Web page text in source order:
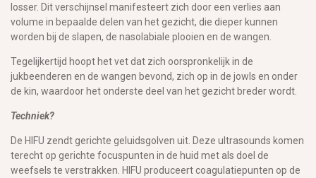
losser. Dit verschijnsel manifesteert zich door een verlies aan
volume in bepaalde delen van het gezicht, die dieper kunnen
worden bij de slapen, de nasolabiale plooien en de wangen.
Tegelijkertijd hoopt het vet dat zich oorspronkelijk in de
jukbeenderen en de wangen bevond, zich op in de jowls en onder
de kin, waardoor het onderste deel van het gezicht breder wordt.
Techniek?
De HIFU zendt gerichte geluidsgolven uit. Deze ultrasounds komen
terecht op gerichte focuspunten in de huid met als doel de
weefsels te verstrakken. HIFU produceert coagulatiepunten op de